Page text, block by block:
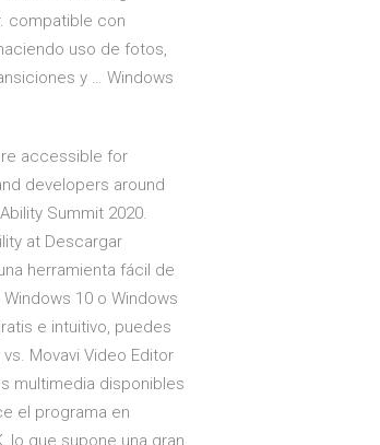
compatible con
uso de fotos,
y … Windows
accessible for
developers around
Summit 2020.
at Descargar
herramienta fácil de
10 o Windows
e intuitivo, puedes
Movavi Video Editor
multimedia disponibles
el programa en
lo que supone una gran